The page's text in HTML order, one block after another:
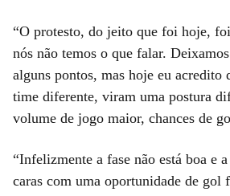
“O protesto, do jeito que foi hoje,
nós não temos o que falar.
alguns pontos, mas hoje eu acredito
time diferente, viram uma postura
volume de jogo maior, chances de
“Infelizmente a fase não está boa e
caras com uma oportunidade de gol